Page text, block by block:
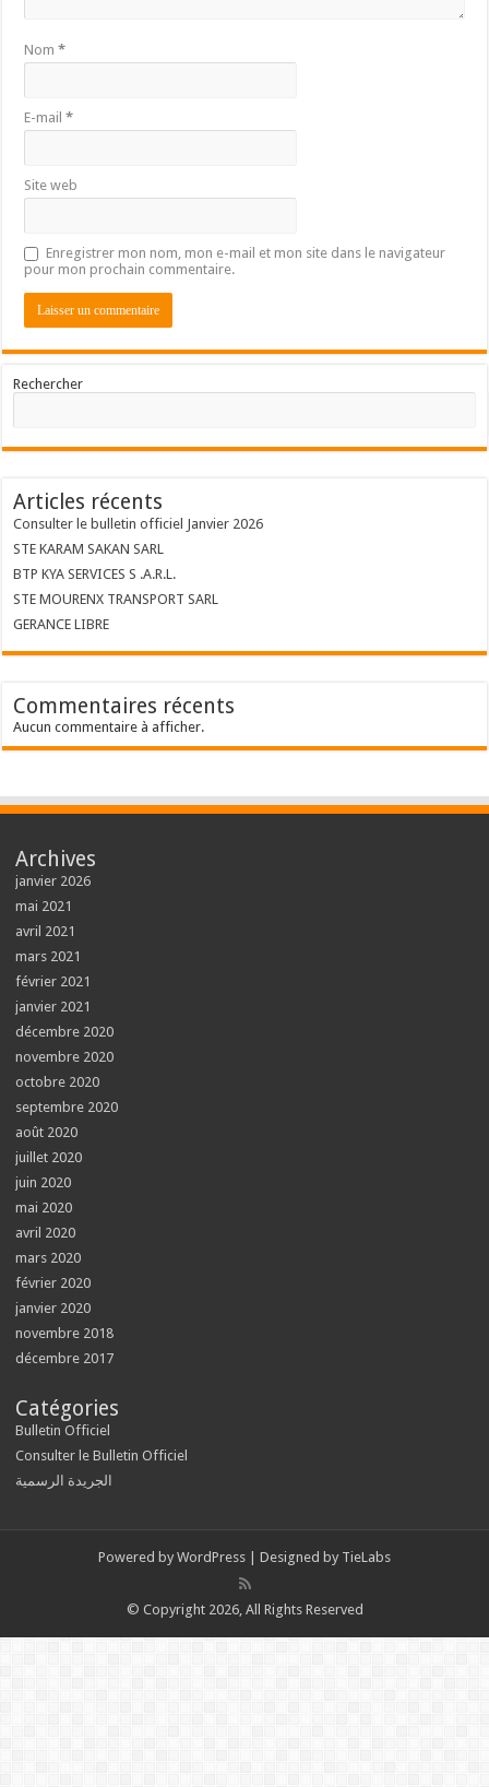
Nom*
E-mail*
Site web
Enregistrer mon nom, mon e-mail et mon site dans le navigateur
pour mon prochain commentaire.
Rechercher
Articles récents
Consulter le bulletin officiel Janvier 2026
STE KARAM SAKAN SARL
BTP KYA SERVICES S .A.R.L.
STE MOURENX TRANSPORT SARL
GERANCE LIBRE
Commentaires récents
Aucun commentaire à afficher.
Archives
janvier 2026
mai 2021
avril 2021
mars 2021
février 2021
janvier 2021
décembre 2020
novembre 2020
octobre 2020
septembre 2020
août 2020
juillet 2020
juin 2020
mai 2020
avril 2020
mars 2020
février 2020
janvier 2020
novembre 2018
décembre 2017
Catégories
Bulletin Officiel
Consulter le Bulletin Officiel
الجريدة الرسمية
Powered by WordPress | Designed by TieLabs
© Copyright 2026, All Rights Reserved